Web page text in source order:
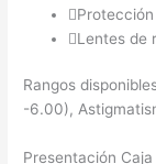
Lentes de
Rangos
-6.00),
Presentación